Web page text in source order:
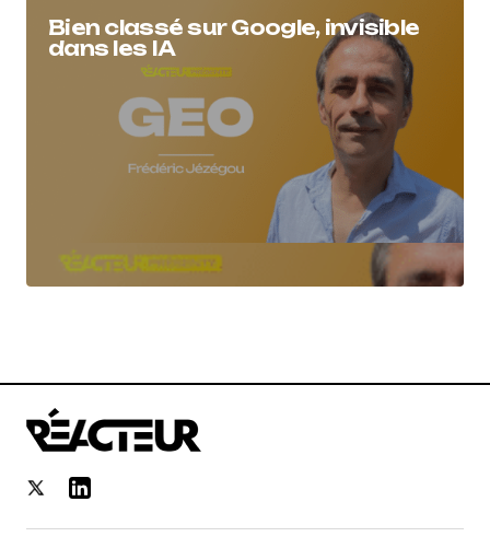
Bien classé sur Google, invisible
dans les IA